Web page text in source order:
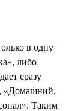
в одну
либо
сразу
«Домашний,
Таким